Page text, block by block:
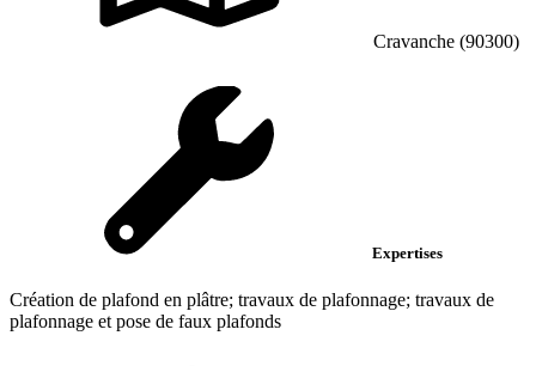
Cravanche (90300)
Expertises
Création de plafond en plâtre; travaux de plafonnage; travaux de
plafonnage et pose de faux plafonds